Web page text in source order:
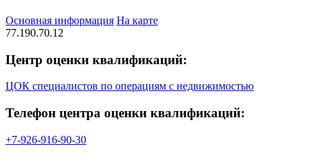
Основная информация На карте
77.190.70.12
Центр оценки квалификаций:
ЦОК специалистов по операциям с недвижимостью
Телефон центра оценки квалификаций:
+7-926-916-90-30